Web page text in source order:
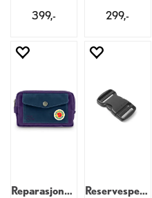
399,- 299,-
Reparasjonssett Reservespenne